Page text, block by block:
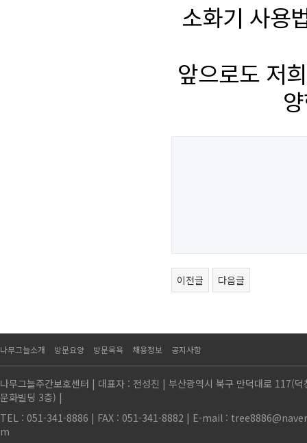
소화기 사용
앞으로도 저
이전글 다음글
나무그늘소개 방문요양 방문목욕 채용정보 공지사항
나무그늘주간보호센터 | 대표자 : 전성진 | 부산광역시 북구 만덕대로 117(덕
문화빌딩 3층) |
TEL : 051-341-8886 | FAX : 051-341-8882 | E-mail :
m